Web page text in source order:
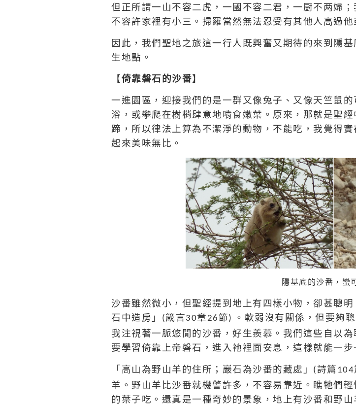
但正所謂一山不容二虎，一國不容二君，一厨不两婦；
不容許家裡有小三。掃羅當然無法忍受有其他人高過他
因此，我們聖地之旅這一行人既興奮又期待的來到隱
生地點。
【倚靠磐石的沙番】
一進園區，迎接我們的是一群又像兔子、又像天竺鼠
浴，或攀爬在樹梢肆意地啃食嫩葉。原來，那就是聖
蹄，所以律法上算為不潔淨的動物，不能吃，我覺得
起來美味無比。
隱基底的沙番，蠻
沙番雖然微小，但聖經提到地上有四樣小物，卻甚聰
石中造房」
(箴言30章26 節)
。軟弱沒有關係，但要夠
我注視著一脈悠閒的沙番，好生羨慕。我們這些自以
要學習倚靠上帝磐石，進入祂裡面安息，這樣就能一步
「高山為野山羊的住所；巖石為沙番的藏處」
(詩篇 104
羊。野山羊比沙番就機警許多，不容易靠近。 瞧牠們
的葉子吃。還真是一種奇妙的景象，地上有沙番和野